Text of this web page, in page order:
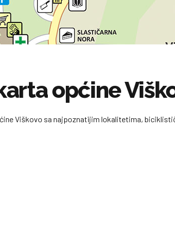
općine
Viškovo sa najpoznatijim lokalitetima,